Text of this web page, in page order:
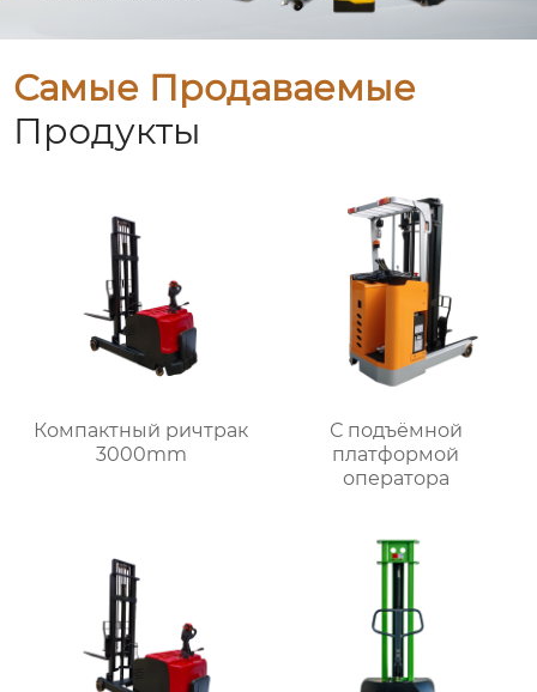
Самые Продаваемые
Продукты
Компактный ричтрак
3000mm
С подъёмной
платформой
оператора